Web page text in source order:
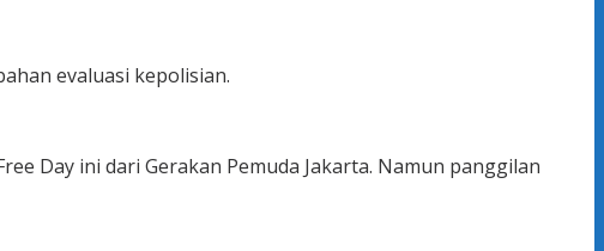
evaluasi kepolisian.
Day ini dari Gerakan Pemuda Jakarta. Namun panggilan